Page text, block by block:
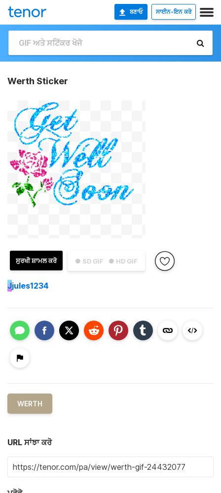
ਬਣਾਓ ਸਾਈਨ-ਇਨ ਕਰੋ
Werth Sticker
● SD GIF ● HD GIF
ਸੁਰਖੀ ਸ਼ਾਮਲ ਕਰੋ
Jjules1234
WERTH
URL ਸਾਂਝਾ ਕਰੋ